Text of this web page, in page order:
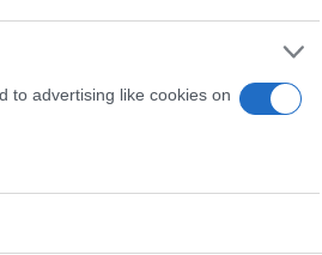
to advertising like cookies on